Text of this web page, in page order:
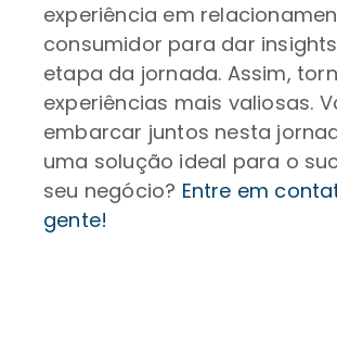
experiência em
consumidor para dar
etapa da jornada. Assim,
experiências mais valiosas.
embarcar juntos nesta
uma solução ideal para o
seu negócio? Entre em
gente!